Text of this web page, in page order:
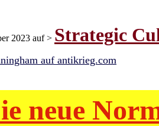
2023 auf > Strategic
auf antikrieg.com
neue